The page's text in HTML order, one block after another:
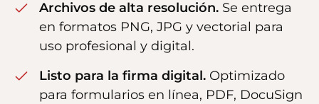
Archivos de alta resolución. Se entrega
en formatos PNG, JPG y vectorial para
uso profesional y digital.
Listo para la firma digital. Optimizado
para formularios en línea, PDF, DocuSign